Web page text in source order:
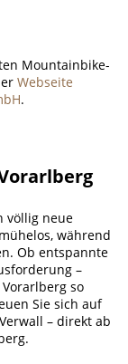
Mountainbike-
Webseite
.
völlig neue
während
Ob entspannte
–
so
Sie sich auf
– direkt ab